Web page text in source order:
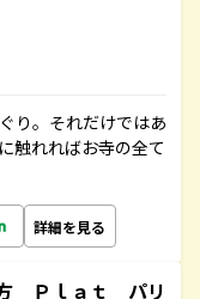
り。それだけではあ
触れればお寺の全て
詳細を見る
Ｐｌａｔ パリ